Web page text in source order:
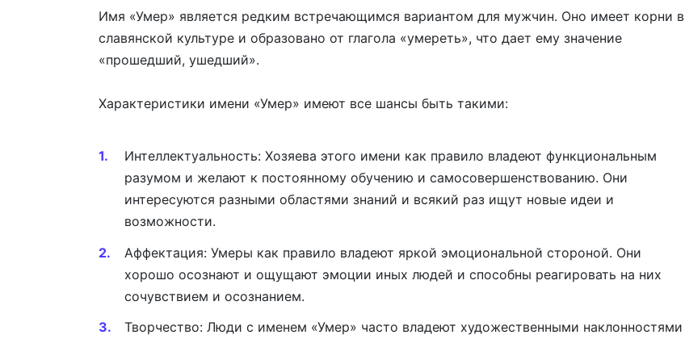
Имя «Умер» является редким встречающимся вариантом для мужчин. Оно имеет корни в
славянской культуре и образовано от глагола «умереть», что дает ему значение
«прошедший, ушедший».
Характеристики имени «Умер» имеют все шансы быть такими:
Интеллектуальность: Хозяева этого имени как правило владеют функциональным
разумом и желают к постоянному обучению и самосовершенствованию. Они
интересуются разными областями знаний и всякий раз ищут новые идеи и
возможности.
Аффектация: Умеры как правило владеют яркой эмоциональной стороной. Они
хорошо осознают и ощущают эмоции иных людей и способны реагировать на них
сочувствием и осознанием.
Творчество: Люди с именем «Умер» часто владеют художественными наклонностями